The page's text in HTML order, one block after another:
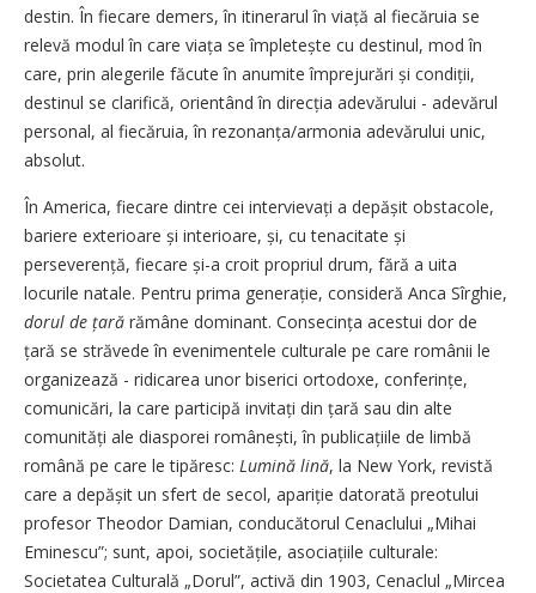
destin. În fiecare demers, în itinerarul în viață al fiecăruia se
relevă modul în care viața se împletește cu destinul, mod în
care, prin alegerile făcute în anumite împrejurări și condiții,
destinul se clarifică, orientând în direcția adevărului - adevărul
personal, al fiecăruia, în rezonanța/armonia adevărului unic,
absolut.
În America, fiecare dintre cei intervievați a depășit obstacole,
bariere exterioare și interioare, și, cu tenacitate și
perseverență, fiecare și-a croit propriul drum, fără a uita
locurile natale. Pentru prima generație, consideră Anca Sîrghie,
dorul de țară rămâne dominant. Consecința acestui dor de
țară se străvede în evenimentele culturale pe care românii le
organizează - ridicarea unor biserici ortodoxe, conferințe,
comunicări, la care participă invitați din țară sau din alte
comunități ale diasporei românești, în publicațiile de limbă
română pe care le tipăresc: Lumină lină, la New York, revistă
care a depășit un sfert de secol, apariție datorată preotului
profesor Theodor Damian, conducătorul Cenaclului „Mihai
Eminescu”; sunt, apoi, societățile, asociațiile culturale:
Societatea Culturală „Dorul”, activă din 1903, Cenaclul „Mircea